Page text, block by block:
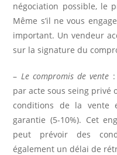
négociation possible, le
Même s’il ne vous
important. Un vendeur
sur la signature du
– Le compromis de vente
par acte sous seing privé
conditions de la vente
garantie (5-10%). Cet
peut prévoir des
également un délai de